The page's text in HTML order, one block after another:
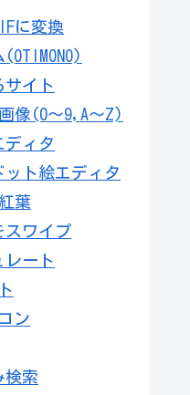
に変換
サイト
像(0～9,A～Z)
ィタ
ト絵エディタ
紅葉
スワイプ
レート
ン
検索